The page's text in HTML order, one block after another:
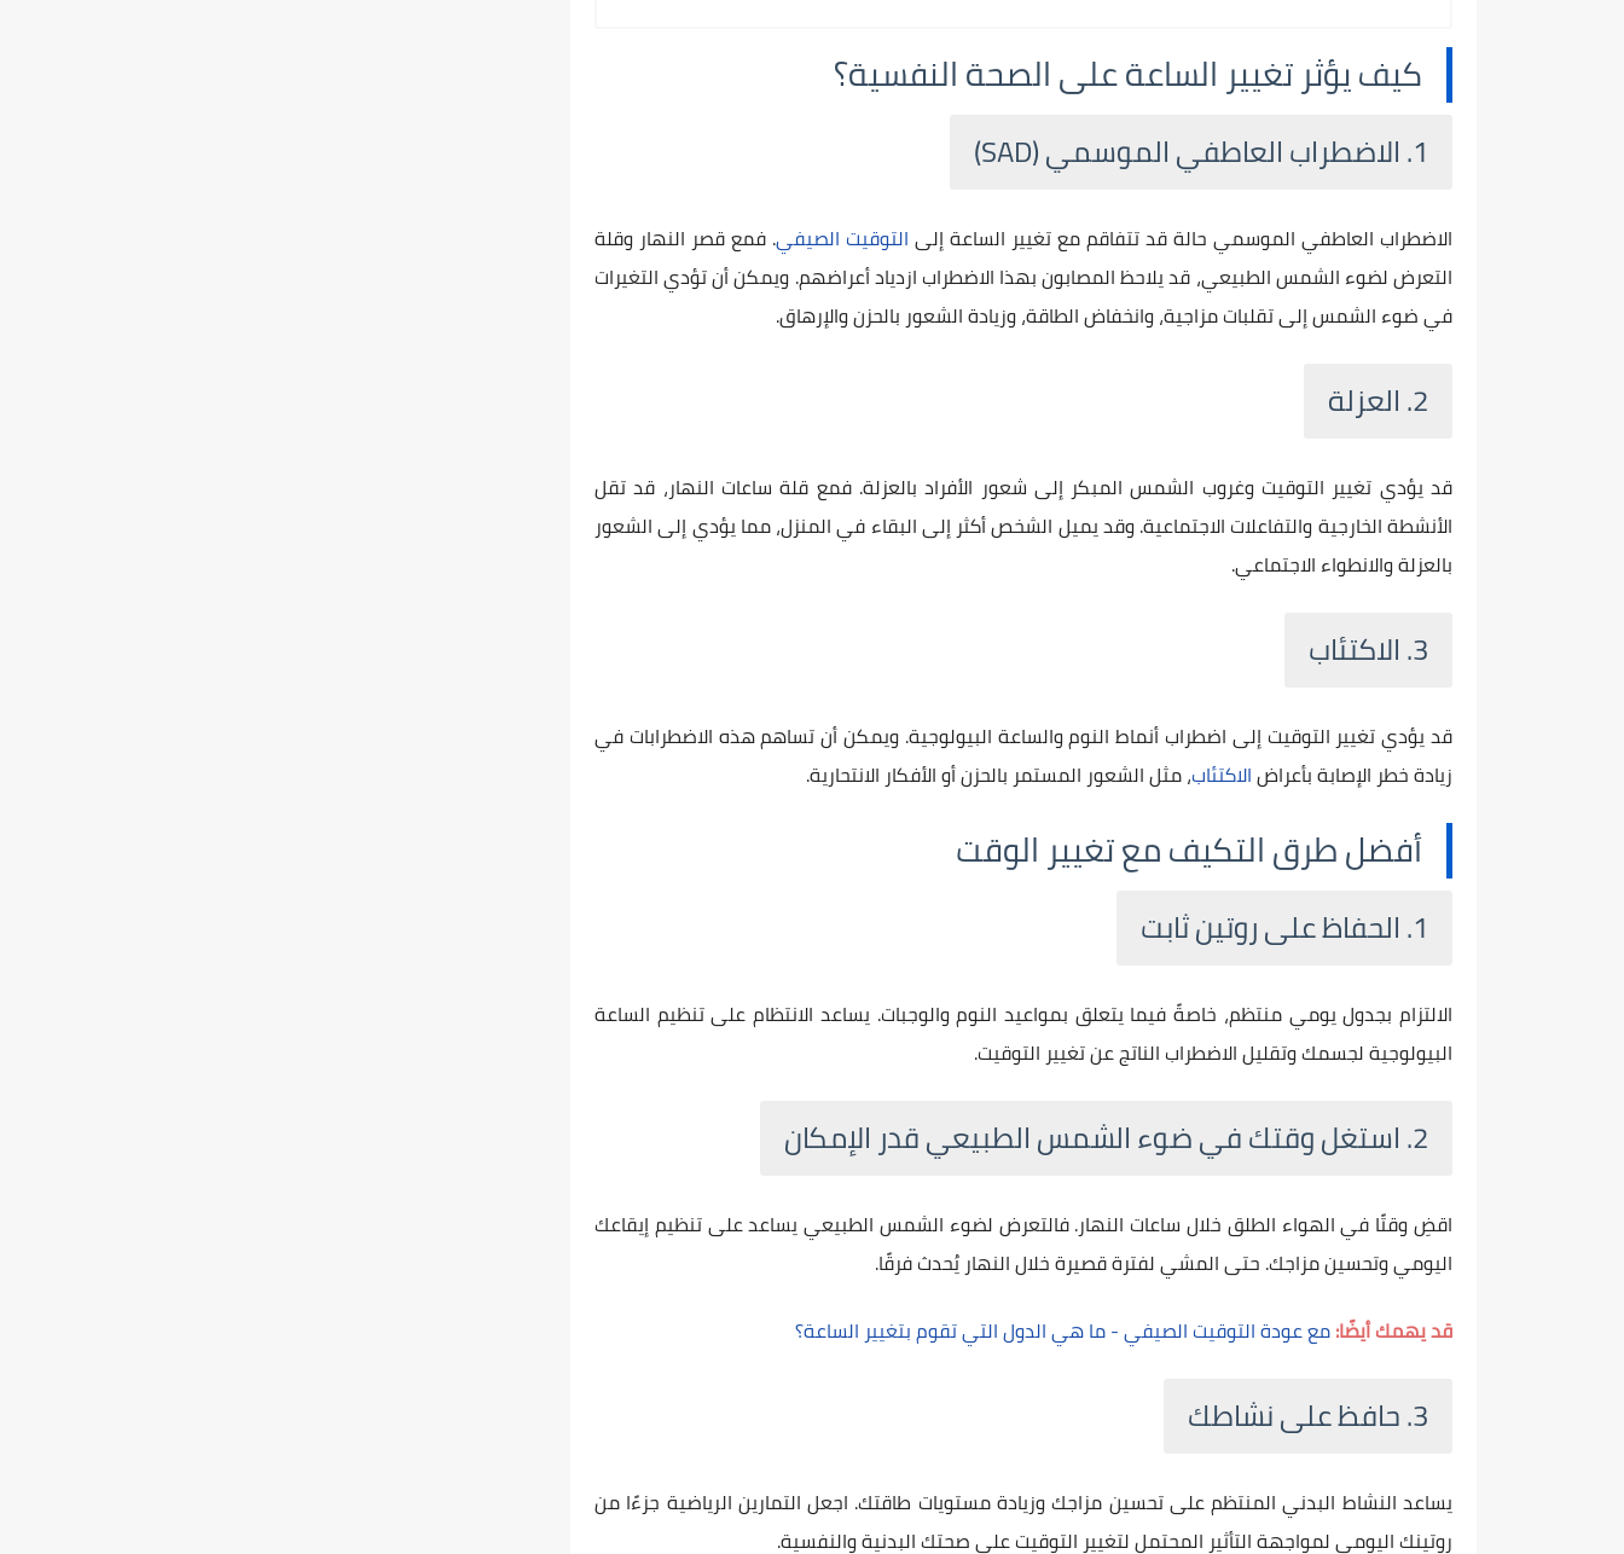
كيف يؤثر تغيير الساعة على الصحة النفسية؟
1. الاضطراب العاطفي الموسمي (SAD)
الاضطراب العاطفي الموسمي حالة قد تتفاقم مع تغيير الساعة إلى التوقيت الصيفي. فمع قصر النهار وقلة
التعرض لضوء الشمس الطبيعي، قد يلاحظ المصابون بهذا الاضطراب ازدياد أعراضهم. ويمكن أن تؤدي التغيرات
في ضوء الشمس إلى تقلبات مزاجية، وانخفاض الطاقة، وزيادة الشعور بالحزن والإرهاق.
2. العزلة
قد يؤدي تغيير التوقيت وغروب الشمس المبكر إلى شعور الأفراد بالعزلة. فمع قلة ساعات النهار، قد تقل
الأنشطة الخارجية والتفاعلات الاجتماعية. وقد يميل الشخص أكثر إلى البقاء في المنزل، مما يؤدي إلى الشعور
بالعزلة والانطواء الاجتماعي.
3. الاكتئاب
قد يؤدي تغيير التوقيت إلى اضطراب أنماط النوم والساعة البيولوجية. ويمكن أن تساهم هذه الاضطرابات في
زيادة خطر الإصابة بأعراضالاكتئاب، مثل الشعور المستمر بالحزن أو الأفكار الانتحارية.
أفضل طرق التكيف مع تغيير الوقت
1. الحفاظ على روتين ثابت
الالتزام بجدول يومي منتظم، خاصةً فيما يتعلق بمواعيد النوم والوجبات. يساعد الانتظام على تنظيم الساعة
البيولوجية لجسمك وتقليل الاضطراب الناتج عن تغيير التوقيت.
2. استغل وقتك في ضوء الشمس الطبيعي قدر الإمكان
اقضِ وقتًا في الهواء الطلق خلال ساعات النهار. فالتعرض لضوء الشمس الطبيعي يساعد على تنظيم إيقاعك
اليومي وتحسين مزاجك. حتى المشي لفترة قصيرة خلال النهار يُحدث فرقًا.
قد يهمك أيضًا:مع عودة التوقيت الصيفي - ما هي الدول التي تقوم بتغيير الساعة؟
3. حافظ على نشاطك
يساعد النشاط البدني المنتظم على تحسين مزاجك وزيادة مستويات طاقتك. اجعل التمارين الرياضية جزءًا من
روتينك اليومي لمواجهة التأثير المحتمل لتغيير التوقيت على صحتك البدنية والنفسية.